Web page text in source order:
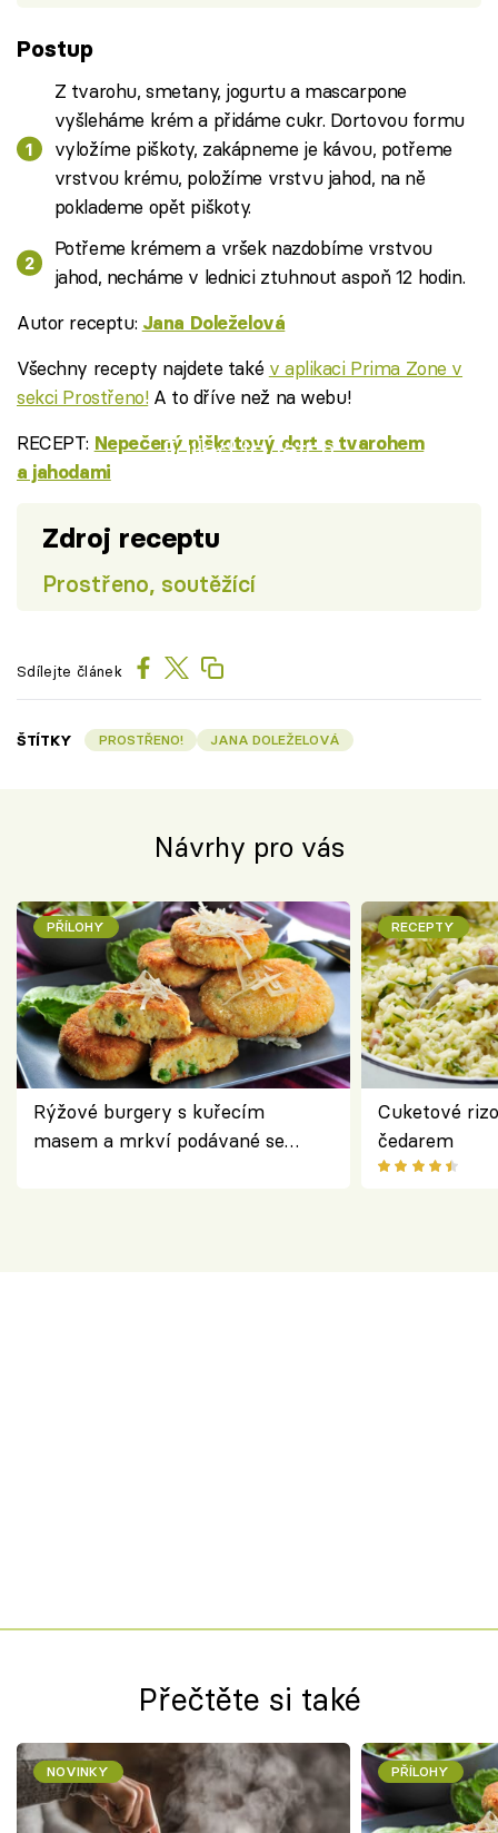
Postup
Z tvarohu, smetany, jogurtu a mascarpone
vyšleháme krém a přidáme cukr. Dortovou formu
vyložíme piškoty, zakápneme je kávou, potřeme
vrstvou krému, položíme vrstvu jahod, na ně
poklademe opět piškoty.
Potřeme krémem a vršek nazdobíme vrstvou
jahod, necháme v lednici ztuhnout aspoň 12 hodin.
Autor receptu: Jana Doleželová
Všechny recepty najdete také v aplikaci Prima Zone v
sekci Prostřeno!A to dříve než na webu!
Failed to fetch
RECEPT: Nepečený piškotový dort s tvarohem
a jahodami
Zdroj receptu
Prostřeno, soutěžící
Sdílejte článek
ŠTÍTKY PROSTŘENO! JANA DOLEŽELOVÁ
Návrhy pro vás
PŘÍLOHY
Rýžové burgery s kuřecím
masem a mrkví podávané se
RECEPTY
Cuketové
čedarem
Přečtěte si také
NOVINKY PŘÍLOHY